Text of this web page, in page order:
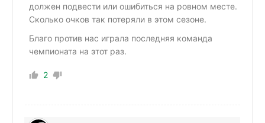
должен подвести или ошибиться на ровном месте.
Сколько очков так потеряли в этом сезоне.
Благо против нас играла последняя команда
чемпионата на этот раз.
2